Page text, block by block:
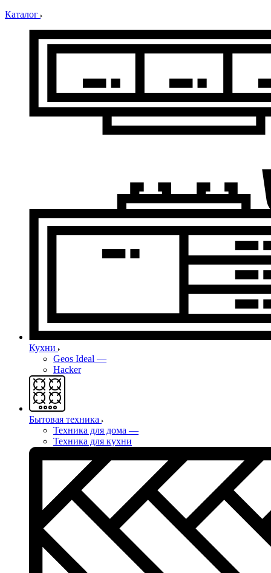
Каталог
Кухни
Geos Ideal —
Hacker
Бытовая техника
Техника для дома —
Техника для кухни